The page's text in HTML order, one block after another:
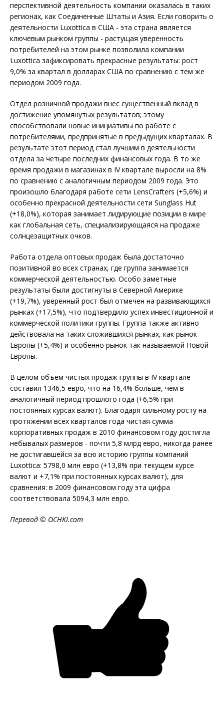
перспективной деятельность компании оказалась в таких
регионах, как Соединенные Штаты и Азия. Если говорить о
деятельности Luxottica в США - эта страна является
ключевым рынком группы - растущая уверенность
потребителей на этом рынке позволила компании
Luxottica зафиксировать прекрасные результаты: рост
9,0% за квартал в долларах США по сравнению с тем же
периодом 2009 года.
Отдел розничной продажи внес существенный вклад в
достижение упомянутых результатов; этому
способствовали новые инициативы по работе с
потребителями, предпринятые в предыдущих кварталах. В
результате этот период стал лучшим в деятельности
отдела за четыре последних финансовых года. В то же
время продажи в магазинах в IV квартале выросли на 8%
по сравнению с аналогичным периодом 2009 года. Это
произошло благодаря работе сети LensCrafters (+5,6%) и
особенно прекрасной деятельности сети Sunglass Hut
(+18,0%), которая занимает лидирующие позиции в мире
как глобальная сеть, специализирующаяся на продаже
солнцезащитных очков.
Работа отдела оптовых продаж была достаточно
позитивной во всех странах, где группа занимается
коммерческой деятельностью. Особо заметные
результаты были достигнуты в Северной Америке
(+19,7%), уверенный рост был отмечен на развивающихся
рынках (+17,5%), что подтвердило успех инвестиционной и
коммерческой политики группы. Группа также активно
действовала на таких сложившихся рынках, как рынок
Европы (+5,4%) и особенно рынок так называемой Новой
Европы.
В целом объем чистых продаж группы в IV квартале
составил 1346,5 евро, что на 16,4% больше, чем в
аналогичный период прошлого года (+6,5% при
постоянных курсах валют). Благодаря сильному росту на
протяжении всех кварталов года чистая сумма
корпоративных продаж в 2010 финансовом году достигла
небывалых размеров - почти 5,8 млрд евро, никогда ранее
не достигавшейся за всю историю группы компаний
Luxottica: 5798,0 млн евро (+13,8% при текущем курсе
валют и +7,1% при постоянных курсах валют), для
сравнения: в 2009 финансовом году эта цифра
соответствовала 5094,3 млн евро.
Перевод © OCHKI.com